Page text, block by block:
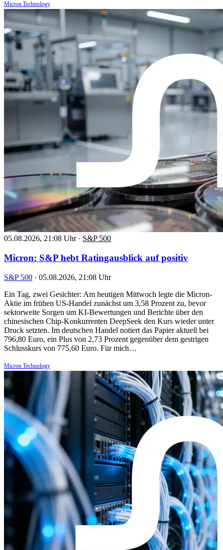
Micron Technology
05.08.2026, 21:08 Uhr · S&P 500
Micron: S&P hebt Ratingausblick auf positiv
S&P 500 · 05.08.2026, 21:08 Uhr
Ein Tag, zwei Gesichter: Am heutigen Mittwoch legte die Micron-
Aktie im frühen US-Handel zunächst um 3,58 Prozent zu, bevor
sektorweite Sorgen um KI-Bewertungen und Berichte über den
chinesischen Chip-Konkurrenten DeepSeek den Kurs wieder unter
Druck setzten. Im deutschen Handel notiert das Papier aktuell bei
796,80 Euro, ein Plus von 2,73 Prozent gegenüber dem gestrigen
Schlusskurs von 775,60 Euro. Für mich…
Micron Technology